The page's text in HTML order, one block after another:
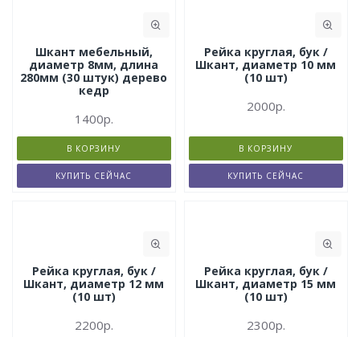
Шкант мебельный,
диаметр 8мм, длина
280мм (30 штук) дерево
кедр
1400р.
В КОРЗИНУ
КУПИТЬ СЕЙЧАС
Рейка круглая, бук /
Шкант, диаметр 10 мм
(10 шт)
2000р.
В КОРЗИНУ
КУПИТЬ СЕЙЧАС
Рейка круглая, бук /
Шкант, диаметр 12 мм
(10 шт)
2200р.
Рейка круглая, бук /
Шкант, диаметр 15 мм
(10 шт)
2300р.